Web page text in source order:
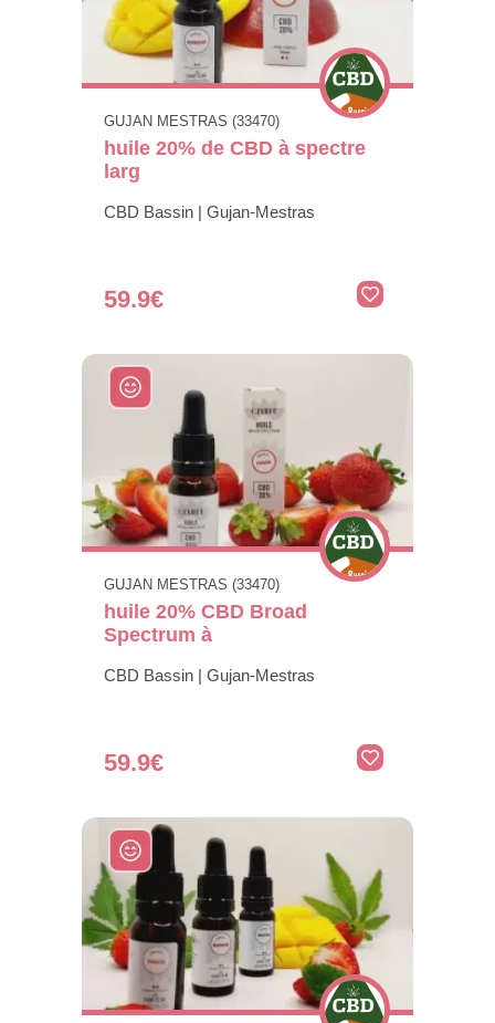
GUJAN MESTRAS (33470)
huile 20% de CBD à spectre
larg
CBD Bassin | Gujan-Mestras
59.9€
GUJAN MESTRAS (33470)
huile 20% CBD Broad
Spectrum à
CBD Bassin | Gujan-Mestras
59.9€